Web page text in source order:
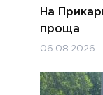
На
проща
06.08.2026